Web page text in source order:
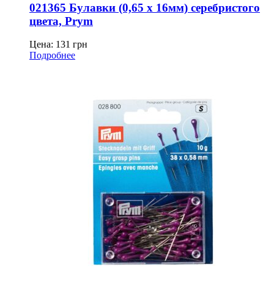
021365 Булавки (0,65 x 16мм) серебристого
цвета, Prym
Цена: 131 грн
Подробнее